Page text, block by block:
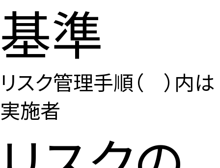
基準
リスク管理手順（ ）内は
実施者